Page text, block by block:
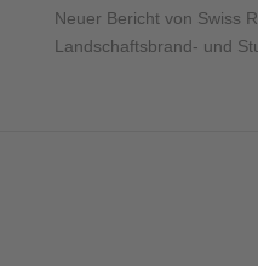
Neuer Bericht von Swiss
Landschaftsbrand- und